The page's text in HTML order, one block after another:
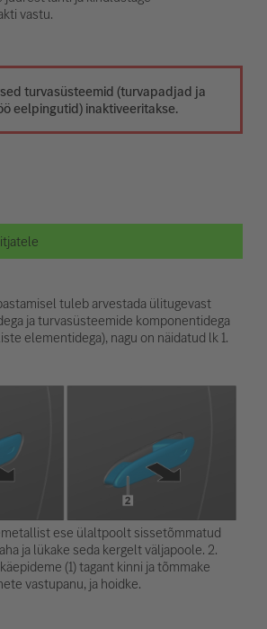
vastu.
turvasüsteemid (turvapadjad ja
eelpingutid) inaktiveeritakse.
tuleb arvestada ülitugevast
ja turvasüsteemide komponentidega
elementidega), nagu on näidatud lk 1.
ese ülaltpoolt sissetõmmatud
ja lükake seda kergelt väljapoole. 2.
(1) tagant kinni ja tõmmake
vastupanu, ja hoidke.